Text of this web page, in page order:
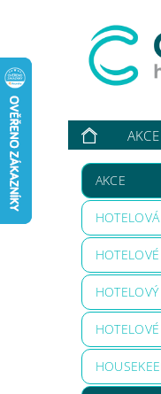
AKCE
VYBAVUJI ...
AKCE